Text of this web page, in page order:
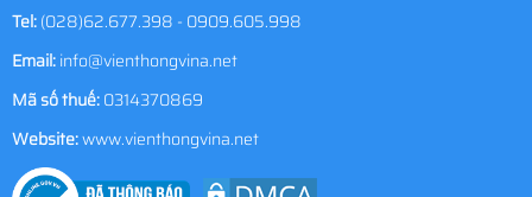
Tel:(028)62.677.398 - 0909.605.998
Email:info@vienthongvina.net
Mã số thuế:0314370869
Website:www.vienthongvina.net